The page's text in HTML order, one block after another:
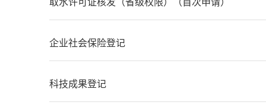
取水许可证核发（省级权限）（首次申请）
企业社会保险登记
科技成果登记